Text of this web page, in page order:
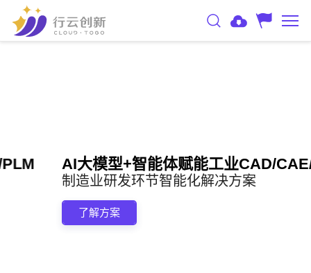
AI大模型+智能体赋能工业CAD/CAE/PLM
制造业研发环节智能化解决方案